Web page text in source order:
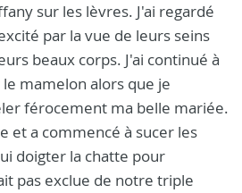
sur les lèvres. J'ai regardé
par la vue de leurs seins
beaux corps. J'ai continué à
mamelon alors que je
férocement ma belle mariée.
et a commencé à sucer les
doigter la chatte pour
pas exclue de notre triple